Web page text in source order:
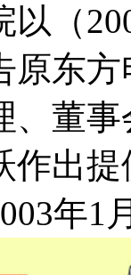
以（
原东
、董
作出
年1